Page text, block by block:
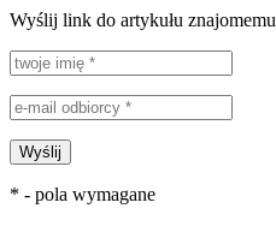
Wyślij link do artykułu znajomemu
Wyślij
* - pola wymagane